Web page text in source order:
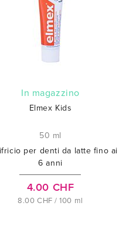
In magazzino
Elmex Kids
50 ml
per denti da latte fino ai
6 anni
4.00 CHF
8.00 CHF / 100 ml